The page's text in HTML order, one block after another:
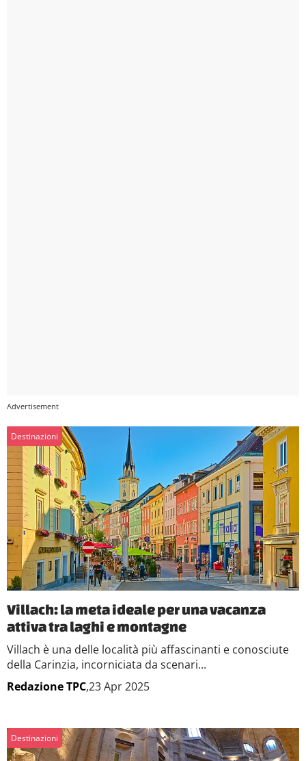
Destinazioni
Villach: la meta ideale per una vacanza
attiva tra laghi e montagne
Villach è una delle località più affascinanti e conosciute
della Carinzia, incorniciata da scenari...
Redazione TPC,23 Apr 2025
Destinazioni